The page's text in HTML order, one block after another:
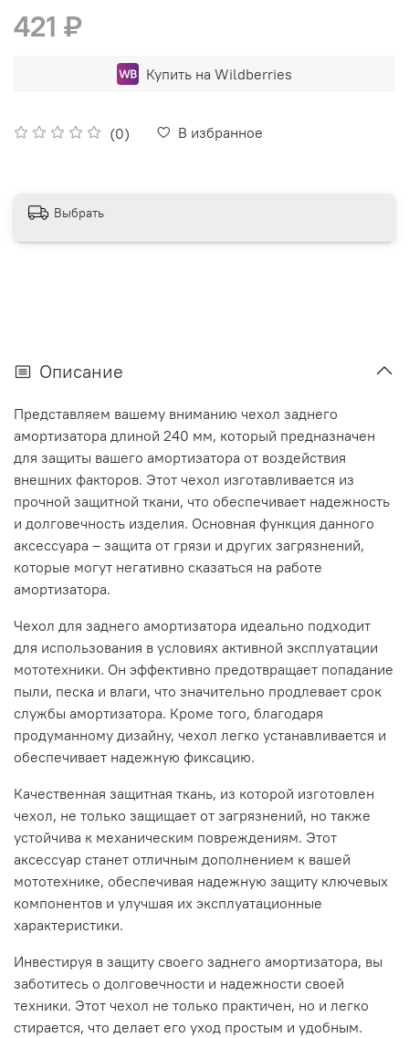
(0) В избранное
421 ₽
Купить на Wildberries
Выбрать
Описание
Представляем вашему вниманию чехол заднего
амортизатора длиной 240 мм, который предназначен
для защиты вашего амортизатора от воздействия
внешних факторов. Этот чехол изготавливается из
прочной защитной ткани, что обеспечивает надежность
и долговечность изделия. Основная функция данного
аксессуара – защита от грязи и других загрязнений,
которые могут негативно сказаться на работе
амортизатора.
Чехол для заднего амортизатора идеально подходит
для использования в условиях активной эксплуатации
мототехники. Он эффективно предотвращает попадание
пыли, песка и влаги, что значительно продлевает срок
службы амортизатора. Кроме того, благодаря
продуманному дизайну, чехол легко устанавливается и
обеспечивает надежную фиксацию.
Качественная защитная ткань, из которой изготовлен
чехол, не только защищает от загрязнений, но также
устойчива к механическим повреждениям. Этот
аксессуар станет отличным дополнением к вашей
мототехнике, обеспечивая надежную защиту ключевых
компонентов и улучшая их эксплуатационные
характеристики.
Инвестируя в защиту своего заднего амортизатора, вы
заботитесь о долговечности и надежности своей
техники. Этот чехол не только практичен, но и легко
стирается, что делает его уход простым и удобным.